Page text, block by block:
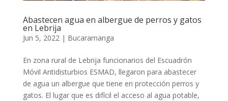
Abastecen agua en albergue de perros y gatos
en Lebrija
Jun 5, 2022| Bucaramanga
En zona rural de Lebrija funcionarios del Escuadrón
Móvil Antidisturbios ESMAD, llegaron para abastecer
de agua un albergue que tiene en protección perros y
gatos. El lugar que es difícil el acceso al agua potable,